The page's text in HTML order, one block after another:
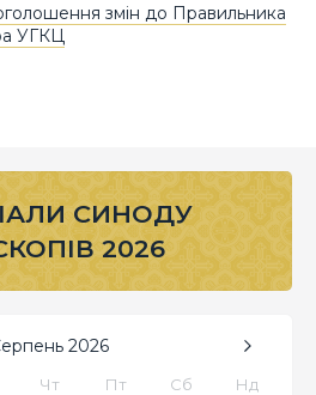
змін до Правильника
УГКЦ
СИНОДУ
2026
2026
Чт Пт Сб Нд